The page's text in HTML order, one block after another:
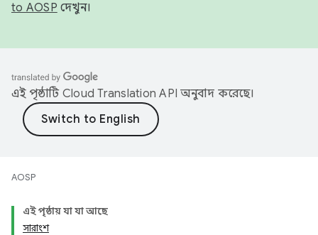
to AOSP দেখুন।
এই পৃষ্ঠাটি Cloud Translation API অনুবাদ করেছে।
AOSP
এই পৃষ্ঠায় যা যা আছে
সারাংশ